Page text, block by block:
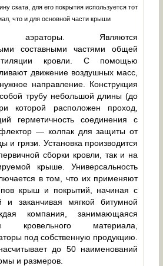
ската, для его покрытия используется тот
что и для основной части крыши
аэраторы. Являются
составными частями общей
кровли. С помощью
движение воздушных масс,
направление. Конструкция
трубу небольшой длины (до
которой расположен проход,
герметичность соединения с
— колпак для защиты от
и грязи. Установка производится
сборки кровли, так и на
крыше. Универсальность
в том, что их применяют
крыш и покрытий, начиная с
и заканчивая мягкой битумной
компания, занимающаяся
кровельного материала,
под собственную продукцию.
до 50 наименований
и размеров.